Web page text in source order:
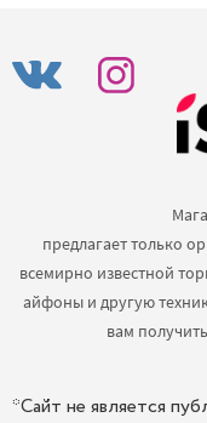
предлагает только
всемирно известной
айфоны и другую
вам
*Сайт не является